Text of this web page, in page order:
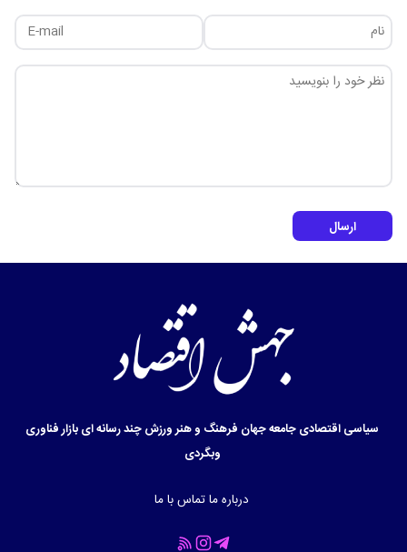
ارسال
سیاسیاقتصادیجامعهجهان فرهنگ و هنرورزشچند رسانه ایبازارفناوری
وبگردی
درباره ماتماس با ما